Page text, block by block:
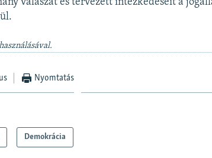
Nyomtatás
Demokrácia